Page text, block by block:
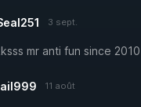
3 sept.
mr anti fun since 2010
11 août